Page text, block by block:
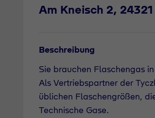
Am Kneisch 2,
Beschreibung
Sie brauchen Flaschengas
Als Vertriebspartner der
üblichen Flaschengrößen,
Technische Gase.